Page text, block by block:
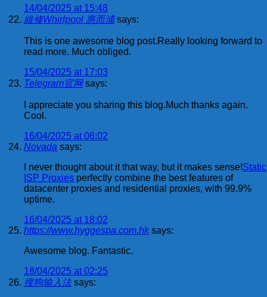
14/04/2025 at 15:48
維修Whirlpool 惠而浦 says:
This is one awesome blog post.Really looking forward to
read more. Much obliged.
15/04/2025 at 17:03
Telegram官网 says:
I appreciate you sharing this blog.Much thanks again.
Cool.
16/04/2025 at 06:02
Novada says:
I never thought about it that way, but it makes sense!Static
ISP Proxies perfectly combine the best features of
datacenter proxies and residential proxies, with 99.9%
uptime.
16/04/2025 at 18:02
https://www.hyggespa.com.hk says:
Awesome blog. Fantastic.
18/04/2025 at 02:25
搜狗输入法 says: